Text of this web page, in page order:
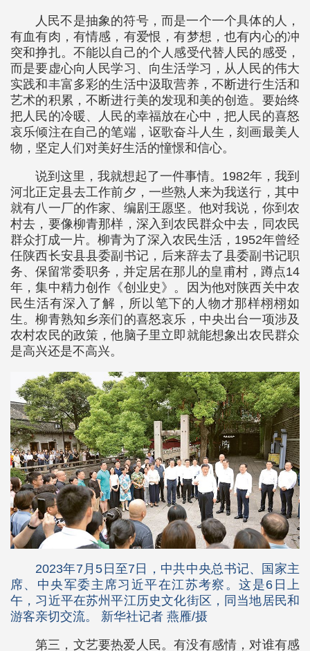
人民不是抽象的符号，而是一个一个具体的人，
有血有肉，有情感，有爱恨，有梦想，也有内心的冲
突和挣扎。不能以自己的个人感受代替人民的感受，
而是要虚心向人民学习、向生活学习，从人民的伟大
实践和丰富多彩的生活中汲取营养，不断进行生活和
艺术的积累，不断进行美的发现和美的创造。要始终
把人民的冷暖、人民的幸福放在心中，把人民的喜怒
哀乐倾注在自己的笔端，讴歌奋斗人生，刻画最美人
物，坚定人们对美好生活的憧憬和信心。
说到这里，我就想起了一件事情。1982年，我到
河北正定县去工作前夕，一些熟人来为我送行，其中
就有八一厂的作家、编剧王愿坚。他对我说，你到农
村去，要像柳青那样，深入到农民群众中去，同农民
群众打成一片。柳青为了深入农民生活，1952年曾经
任陕西长安县县委副书记，后来辞去了县委副书记职
务、保留常委职务，并定居在那儿的皇甫村，蹲点14
年，集中精力创作《创业史》。因为他对陕西关中农
民生活有深入了解，所以笔下的人物才那样栩栩如
生。柳青熟知乡亲们的喜怒哀乐，中央出台一项涉及
农村农民的政策，他脑子里立即就能想象出农民群众
是高兴还是不高兴。
2023年7月5日至7日，中共中央总书记、国家主
席、中央军委主席习近平在江苏考察。这是6日上
午，习近平在苏州平江历史文化街区，同当地居民和
游客亲切交流。 新华社记者 燕雁/摄
第三，文艺要热爱人民。有没有感情，对谁有感